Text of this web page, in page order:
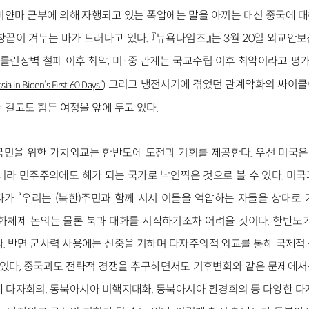
마 군부에 의해 자행되고 있는 폭압에는 말을 아끼는 대신 중국에
끝이 겨누는 바가 드러나고 있다. 『뉴욕타임즈』는 3월 20일 외교안
린장벽 철폐 이후 최악, 미·중 관계는 국교수립 이후 최악이라고 평
in Biden’s First 60 Days”) 그리고 냉전시기에 겪었던 관계악화의 싸이
고도 힘든 여정을 앞에 두고 있다.
을 위한 가치외교는 한반도에 도전과 기회를 제공한다. 우선 미국은
라 민주주의에도 해가 되는 국가로 낙인찍은 것으로 볼 수 있다. 미
“우리는 (북한)주민과 함께 서서 이들을 억압하는 자들을 상대로
체제 논의는 물론 북과 대화를 시작하기조차 어려울 것이다. 한반도
반면 군사력 사용에는 신중을 기하며 다자주의적 외교를 통해 국제
다, 중국과도 전략적 경쟁을 추구하면서도 기후변화와 같은 문제에
다자회의, 동북아시아 비핵지대화, 동북아시아 환경회의 등 다양한